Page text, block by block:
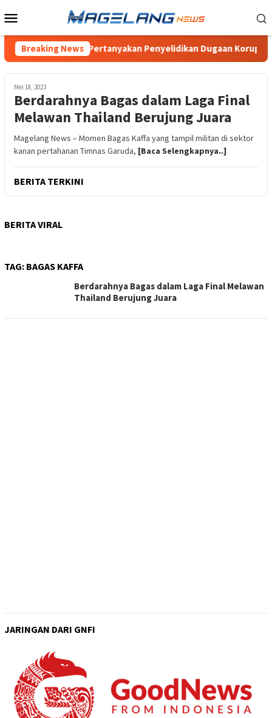
ke
Mobile
Breaking News
Magelang, Pertanyakan Penyelidikan Dugaan Korupsi
Mei 18, 2023
Berdarahnya Bagas dalam Laga Final
Melawan Thailand Berujung Juara
Magelang News – Momen Bagas Kaffa yang tampil militan di sektor
kanan pertahanan Timnas Garuda, [Baca Selengkapnya..]
BERITA TERKINI
BERITA VIRAL
TAG: BAGAS KAFFA
Berdarahnya Bagas dalam Laga Final Melawan
Thailand Berujung Juara
JARINGAN DARI GNFI